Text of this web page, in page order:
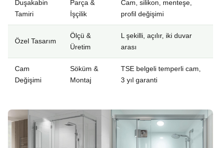
Duşakabin
Tamiri
Parça &
İşçilik
Cam, silikon, menteşe,
profil değişimi
Özel Tasarım
Ölçü &
Üretim
L şekilli, açılır, iki duvar
arası
Cam
Değişimi
Söküm &
Montaj
TSE belgeli temperli cam,
3 yıl garanti